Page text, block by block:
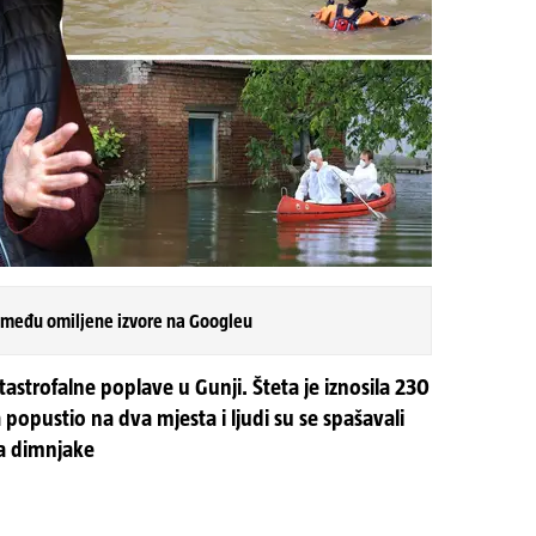
omiljene izvore na Googleu
poplave u Gunji. Šteta je iznosila 230
na dva mjesta i ljudi su se spašavali
dimnjake